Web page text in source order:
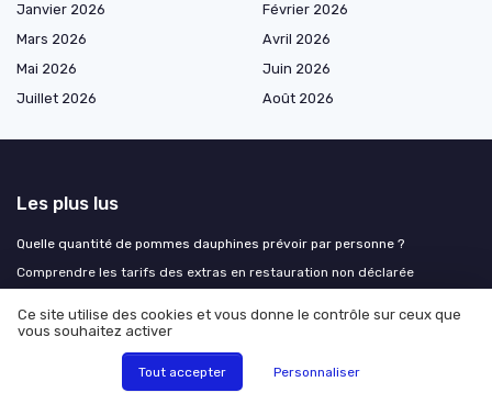
Janvier 2026
Février 2026
Mars 2026
Avril 2026
Mai 2026
Juin 2026
Juillet 2026
Août 2026
Les plus lus
Quelle quantité de pommes dauphines prévoir par personne ?
Comprendre les tarifs des extras en restauration non déclarée
Maîtriser les techniques de service en restauration
Téléchargez gratuitement votre affichage obligatoire pour restaurant en
Ce site utilise des cookies et vous donne le contrôle sur ceux que
vous souhaitez activer
Tout accepter Personnaliser